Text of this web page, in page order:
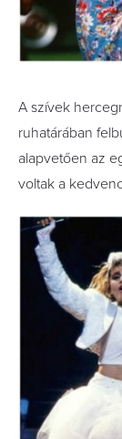
A szívek
ruhatárában
alapvetően az
voltak a